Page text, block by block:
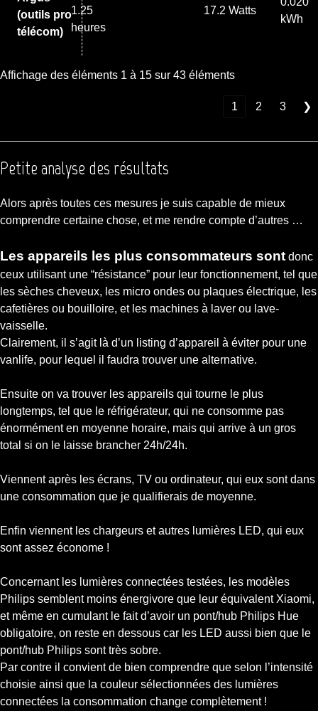
(outils pro
télécom)
1.25
heures
17.2 Watts
kWh
Affichage des éléments 1 à 15 sur 43 éléments
1 2 3 ❯
Petite analyse des résultats
Alors après toutes ces mesures je suis capable de mieux
comprendre certaine chose, et me rendre compte d’autres …
Les appareils les plus consommateurs sont donc
ceux utilisant une “résistance” pour leur fonctionnement, tel que
les sèches cheveux, les micro ondes ou plaques électrique, les
cafetières ou bouilloire, et les machines à laver ou lave-
vaisselle.
Clairement, il s’agit là d’un listing d’appareil à éviter pour une
vanlife, pour lequel il faudra trouver une alternative.
Ensuite on va trouver les appareils qui tourne le plus
longtemps, tel que le réfrigérateur, qui ne consomme pas
énormément en moyenne horaire, mais qui arrive à un gros
total si on le laisse brancher 24h/24h.
Viennent après les écrans, TV ou ordinateur, qui eux sont dans
une consommation que je qualifierais de moyenne.
Enfin viennent les chargeurs et autres lumières LED, qui eux
sont assez économe !
Concernant les lumières connectées testées, les modèles
Philips semblent moins énergivore que leur équivalent Xiaomi,
et même en cumulant le fait d’avoir un pont/hub Philips Hue
obligatoire, on reste en dessous car les LED aussi bien que le
pont/hub Philips sont très sobre.
Par contre il convient de bien comprendre que selon l’intensité
choisie ainsi que la couleur sélectionnées des lumières
connectées la consommation change complètement !